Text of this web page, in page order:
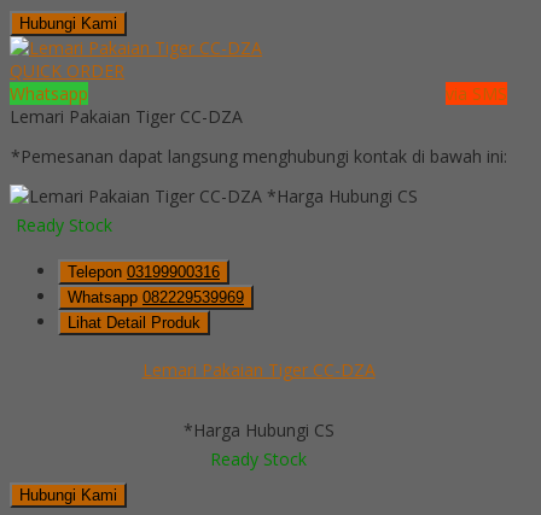
Hubungi Kami
QUICK ORDER
Whatsapp
via SMS
Lemari Pakaian Tiger CC-DZA
*Pemesanan dapat langsung menghubungi kontak di bawah ini:
*Harga Hubungi CS
Ready Stock
Telepon 03199900316
Whatsapp 082229539969
Lihat Detail Produk
Lemari Pakaian Tiger CC-DZA
*Harga Hubungi CS
Ready Stock
Hubungi Kami